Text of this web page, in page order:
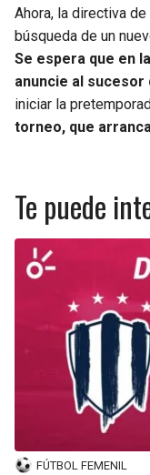
Ahora, la directiva
búsqueda de un
Se espera que en
anuncie al sucesor
iniciar la
torneo, que
Te puede
FÚTBOL FEMENIL